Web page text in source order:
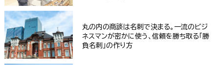
丸の内の商談は名刺で決まる。一流のビジ
ネスマンが密かに使う、信頼を勝ち取る「勝
負名刺」の作り方